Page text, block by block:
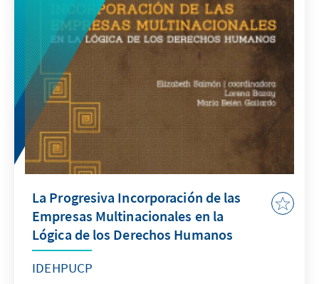
La Progresiva Incorporación de las
Empresas Multinacionales en la
Lógica de los Derechos Humanos
IDEHPUCP